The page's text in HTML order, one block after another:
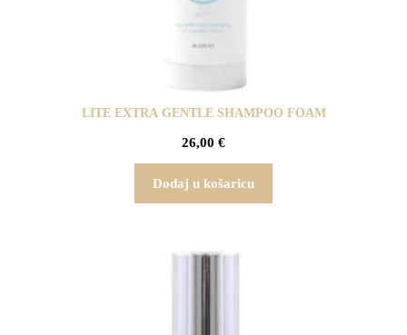
LITE EXTRA GENTLE SHAMPOO FOAM
26,00 €
Dodaj u košaricu